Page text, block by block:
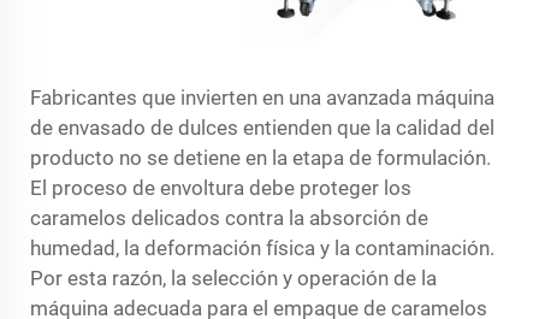
Fabricantes que invierten en una avanzada máquina
de envasado de dulces entienden que la calidad del
producto no se detiene en la etapa de formulación.
El proceso de envoltura debe proteger los
caramelos delicados contra la absorción de
humedad, la deformación física y la contaminación.
Por esta razón, la selección y operación de la
máquina adecuada para el empaque de caramelos